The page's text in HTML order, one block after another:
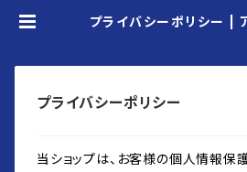
プライバシーポリシー |
プライバシーポリシー
当ショップは、お客様の個人情報保